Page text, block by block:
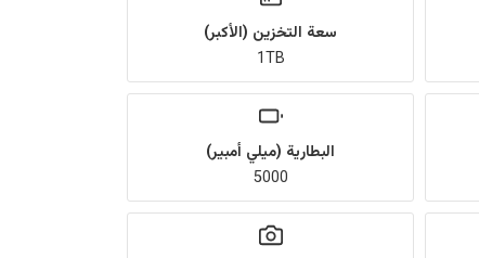
سعة التخزين (الأكبر)
1TB
البطارية (ميلي أمبير)
5000